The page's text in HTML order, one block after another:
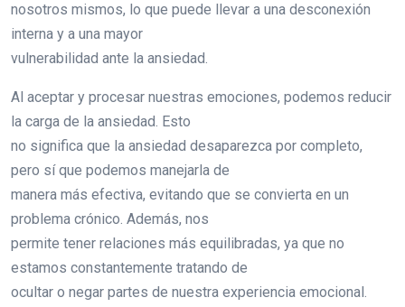
nosotros mismos, lo que puede llevar a una desconexión
interna y a una mayor
vulnerabilidad ante la ansiedad.
Al aceptar y procesar nuestras emociones, podemos reducir
la carga de la ansiedad. Esto
no significa que la ansiedad desaparezca por completo,
pero sí que podemos manejarla de
manera más efectiva, evitando que se convierta en un
problema crónico. Además, nos
permite tener relaciones más equilibradas, ya que no
estamos constantemente tratando de
ocultar o negar partes de nuestra experiencia emocional.